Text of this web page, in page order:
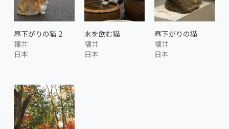
昼下がりの猫 2
福井
日本
水を飲む猫
福井
日本
昼下がりの猫
福井
日本